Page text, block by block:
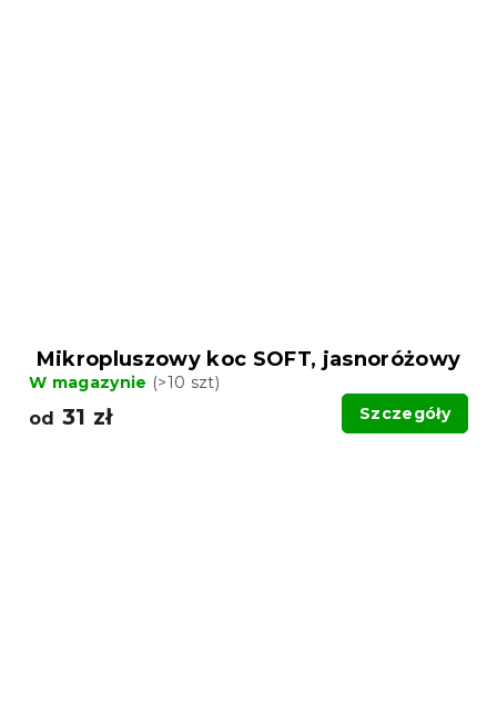
Mikropluszowy koc SOFT, jasnoróżowy
W magazynie (>10 szt)
od 31 zł Szczegóły